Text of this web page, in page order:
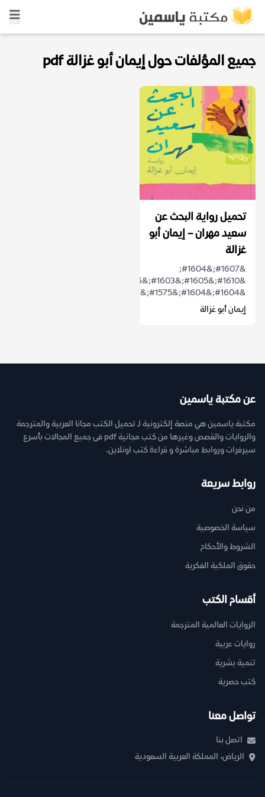
جميع المؤلفات حول إيمان أبو غزالة pdf
تحميل رواية البحث عن
سعيد مهران – إيمان أبو
غزالة
&#1607;&#1604;
&#1604;&#1604;&#1575;&#1587;&#1605;...
إيمان أبو غزالة
عن مكتبة ياسمين
مكتبة ياسمين هي منصة إلكترونية لـ تحميل الكتب مجانا العربية والمترجمة
والروايات والقصص وغيرها من كتب مجانية pdf فى جميع المجالات بأسرع
سيرفرات وروابط مباشرة و قراءة كتب اونلاين.
روابط سريعة
من نحن
سياسة الخصوصية
الشروط والأحكام
حقوق الملكية الفكرية
أقسام الكتب
الروايات العالمية المترجمة
روايات عربية
تنمية بشرية
كتب حصرية
تواصل معنا
اتصل بنا
الرياض، المملكة العربية السعودية